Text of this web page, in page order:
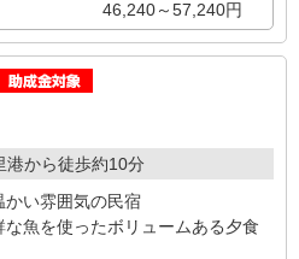
46,240～57,240円
港から徒歩約10分
かい雰囲気の民宿
な魚を使ったボリュームある夕食